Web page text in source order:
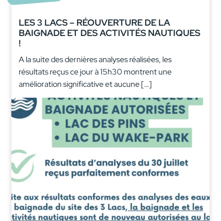
LES 3 LACS – RÉOUVERTURE DE LA
BAIGNADE ET DES ACTIVITÉS NAUTIQUES
!
A la suite des dernières analyses réalisées, les
résultats reçus ce jour à 15h30 montrent une
amélioration significative et aucune […]